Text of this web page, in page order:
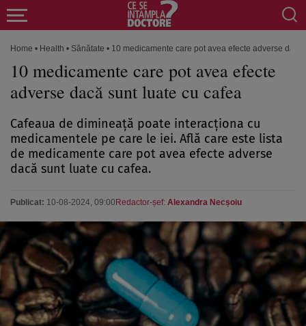
Home • Health • Sănătate • 10 medicamente care pot avea efecte adverse
10 medicamente care pot avea efecte
adverse dacă sunt luate cu cafea
Cafeaua de dimineață poate interacționa cu
medicamentele pe care le iei. Află care este lista
de medicamente care pot avea efecte adverse
dacă sunt luate cu cafea.
Publicat: 10-08-2024, 09:00 Redactor-șef: Alexandra Necșoiu